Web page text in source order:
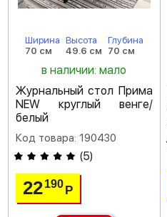
Ширина
70 см
Высота
49.6 см
Глубина
70 см
в наличии: мало
Журнальный стол Прима
NEW круглый венге/
белый
Код товара: 190430
(5)
22190Р